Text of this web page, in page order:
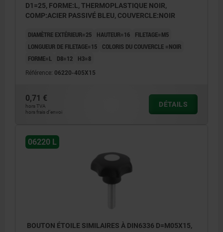
D1=25, FORME:L, THERMOPLASTIQUE NOIR,
COMP:ACIER PASSIVÉ BLEU, COUVERCLE:NOIR
DIAMÈTRE EXTÉRIEUR=25 HAUTEUR=16
FILETAGE=M5
LONGUEUR DE FILETAGE=15
COLORIS DU COUVERCLE =NOIR
FORME=L
D8=12 H3=8
Référence: 06220-405X15
0,71 €
hors TVA
hors frais d’envoi
DÉTAILS
06220 L
BOUTON ÉTOILE SIMILAIRES À DIN6336 D=M05X15,